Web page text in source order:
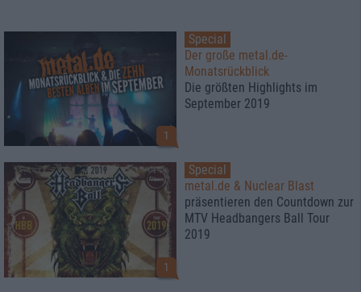
1
Special
Der große metal.de-
Monatsrückblick
Die größten Highlights im
September 2019
1
Special
metal.de & Nuclear Blast
präsentieren den Countdown zur
MTV Headbangers Ball Tour
2019